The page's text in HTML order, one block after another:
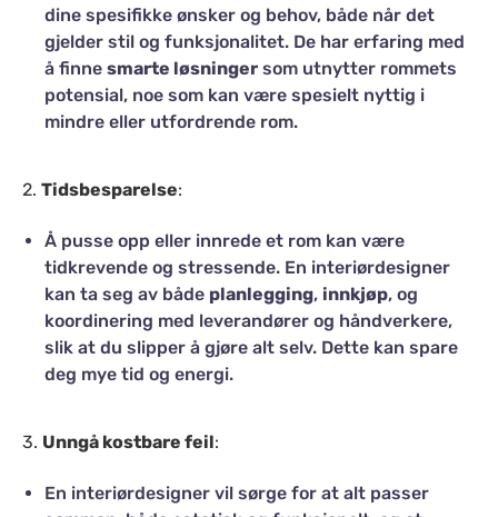
dine spesifikke ønsker og behov, både når det
gjelder stil og funksjonalitet. De har erfaring med
å finne smarte løsninger som utnytter rommets
potensial, noe som kan være spesielt nyttig i
mindre eller utfordrende rom.
2. Tidsbesparelse:
Å pusse opp eller innrede et rom kan være
tidkrevende og stressende. En interiørdesigner
kan ta seg av både planlegging, innkjøp, og
koordinering med leverandører og håndverkere,
slik at du slipper å gjøre alt selv. Dette kan spare
deg mye tid og energi.
3. Unngå kostbare feil:
En interiørdesigner vil sørge for at alt passer